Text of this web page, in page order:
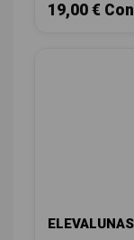
19,00 €